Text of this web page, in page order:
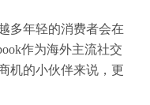
多年轻的消费者会在
作为海外主流社交
机的小伙伴来说，更